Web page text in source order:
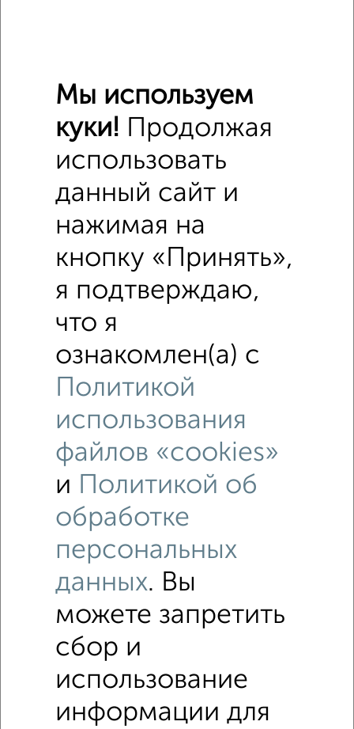
Средняя цена район
Это предложение
Средняя цена по городу
Похожие предложения рядом
1‑комнатные квартиры недалеко от
Рядом, с меньшей ценой
Недалеко от с ценой ниже
1‑комнатные квартиры
Поиск по схожим параметрам:
не первый этаж не последний этаж
с центральным отоплением Вторичное жилье
Мы используем
куки! Продолжая
использовать
данный сайт и
нажимая на
кнопку «Принять»,
я подтверждаю,
что я
ознакомлен(а) с
Политикой
использования
файлов «cookies»
и
Политикой об
обработке
персональных
данных. Вы
можете запретить
сбор и
использование
информации для